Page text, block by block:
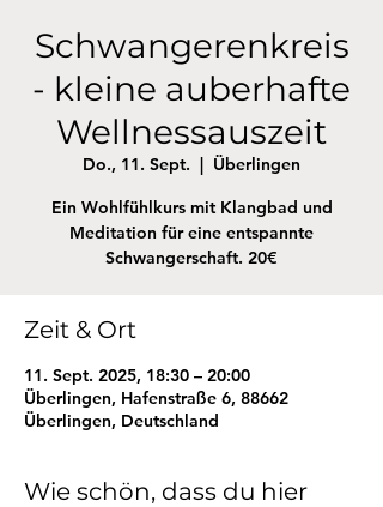
Schwangerenkreis
- kleine auberhafte
Wellnessauszeit
Do., 11. Sept.
  |
Überlingen
Ein Wohlfühlkurs mit Klangbad und
Meditation für eine entspannte
Schwangerschaft. 20€
Zeit & Ort
11. Sept. 2025, 18:30 – 20:00
Überlingen, Hafenstraße 6, 88662
Überlingen, Deutschland
Wie schön, dass du hier